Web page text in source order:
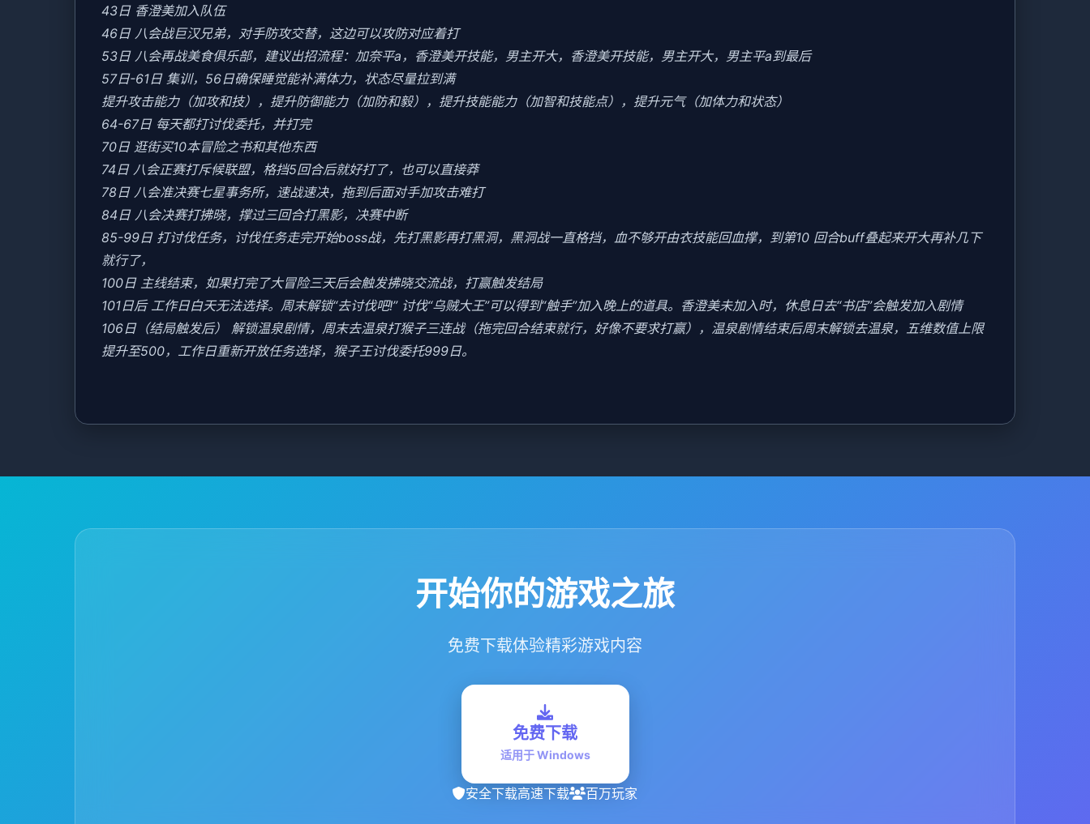
43日 香澄美加入队伍
46日 八会战巨汉兄弟，对手防攻交替，这边可以攻防对应着打
53日 八会再战美食俱乐部，建议出招流程：加奈平a，香澄美开技能，男主开大，香澄美开技能，男主开大，男主平a到最后
57日-61日 集训，56日确保睡觉能补满体力，状态尽量拉到满
提升攻击能力（加攻和技），提升防御能力（加防和毅），提升技能能力（加智和技能点），提升元气（加体力和状态）
64-67日 每天都打讨伐委托，并打完
70日 逛街买10本冒险之书和其他东西
74日 八会正赛打斥候联盟，格挡5回合后就好打了，也可以直接莽
78日 八会准决赛七星事务所，速战速决，拖到后面对手加攻击难打
84日 八会决赛打拂晓，撑过三回合打黑影，决赛中断
85-99日 打讨伐任务，讨伐任务走完开始boss战，先打黑影再打黑洞，黑洞战一直格挡，血不够开由衣技能回血撑，到第10 回合buff叠起来开大再补几下
就行了，
100日 主线结束，如果打完了大冒险三天后会触发拂晓交流战，打赢触发结局
101日后 工作日白天无法选择。周末解锁“去讨伐吧!” 讨伐“乌贼大王”可以得到“触手”加入晚上的道具。香澄美未加入时，休息日去“书店”会触发加入剧情
106日（结局触发后） 解锁温泉剧情，周末去温泉打猴子三连战（拖完回合结束就行，好像不要求打赢），温泉剧情结束后周末解锁去温泉，五维数值上限
提升至500，工作日重新开放任务选择，猴子王讨伐委托999日。
开始你的游戏之旅
免费下载体验精彩游戏内容
免费下载
适用于 Windows
安全下载高速下载 百万玩家